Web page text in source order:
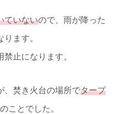
ていないので、雨が降った
ます。
止になります。
、焚き火台の場所でタープ
ことでした。